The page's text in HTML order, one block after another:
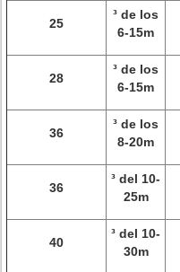
25
³ de los
6-15m
28
³ de los
6-15m
36
³ de los
8-20m
36
³ del 10-
25m
40
³ del 10-
30m